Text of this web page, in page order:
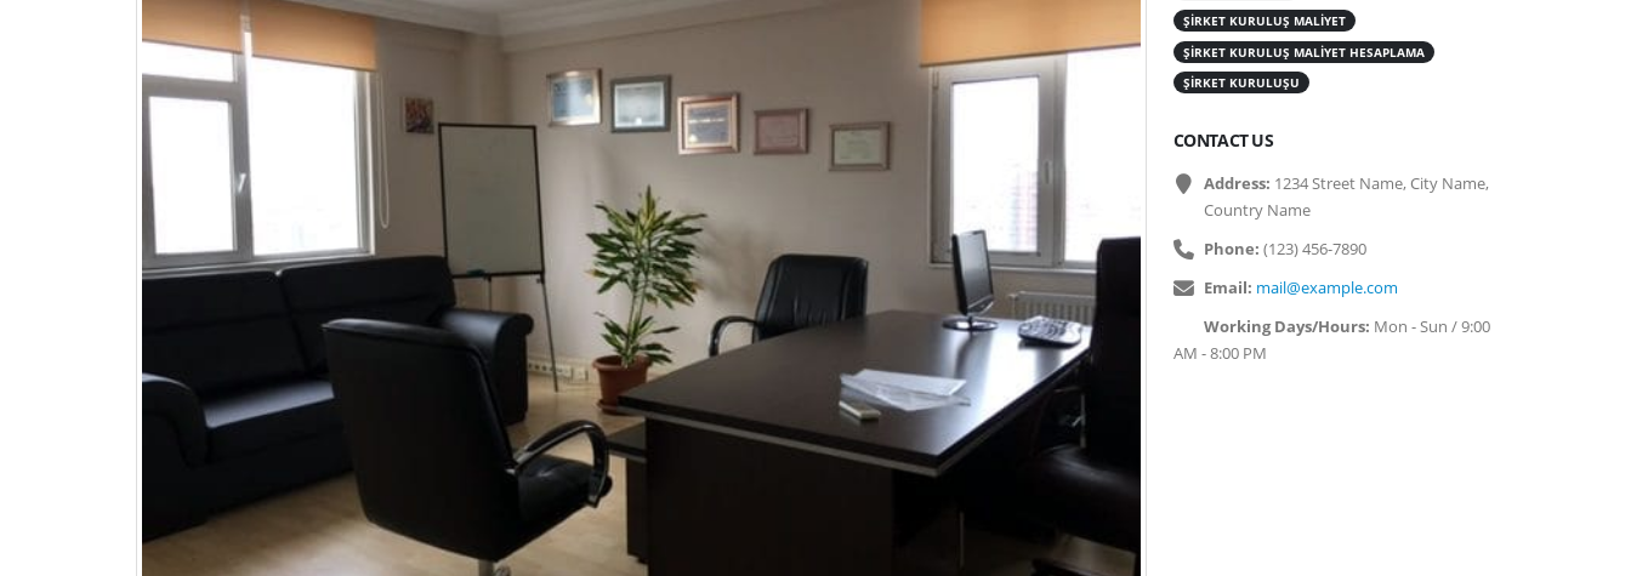
ŞIRKET KURULUŞ MALIYET
ŞIRKET KURULUŞ MALIYET HESAPLAMA
ŞIRKET KURULUŞU
CONTACT US
Address: 1234 Street Name, City Name,
Country Name
Phone: (123) 456-7890
Email: mail@example.com
Working Days/Hours: Mon - Sun / 9:00
AM - 8:00 PM